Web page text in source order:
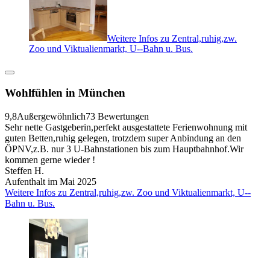
Weitere Infos zu Zentral,ruhig,zw.
Zoo und Viktualienmarkt, U--Bahn u. Bus.
Wohlfühlen in München
9,8Außergewöhnlich73 Bewertungen
Sehr nette Gastgeberin,perfekt ausgestattete Ferienwohnung mit
guten Betten,ruhig gelegen, trotzdem super Anbindung an den
ÖPNV,z.B. nur 3 U-Bahnstationen bis zum Hauptbahnhof.Wir
kommen gerne wieder !
Steffen H.
Aufenthalt im Mai 2025
Weitere Infos zu Zentral,ruhig,zw. Zoo und Viktualienmarkt, U--
Bahn u. Bus.